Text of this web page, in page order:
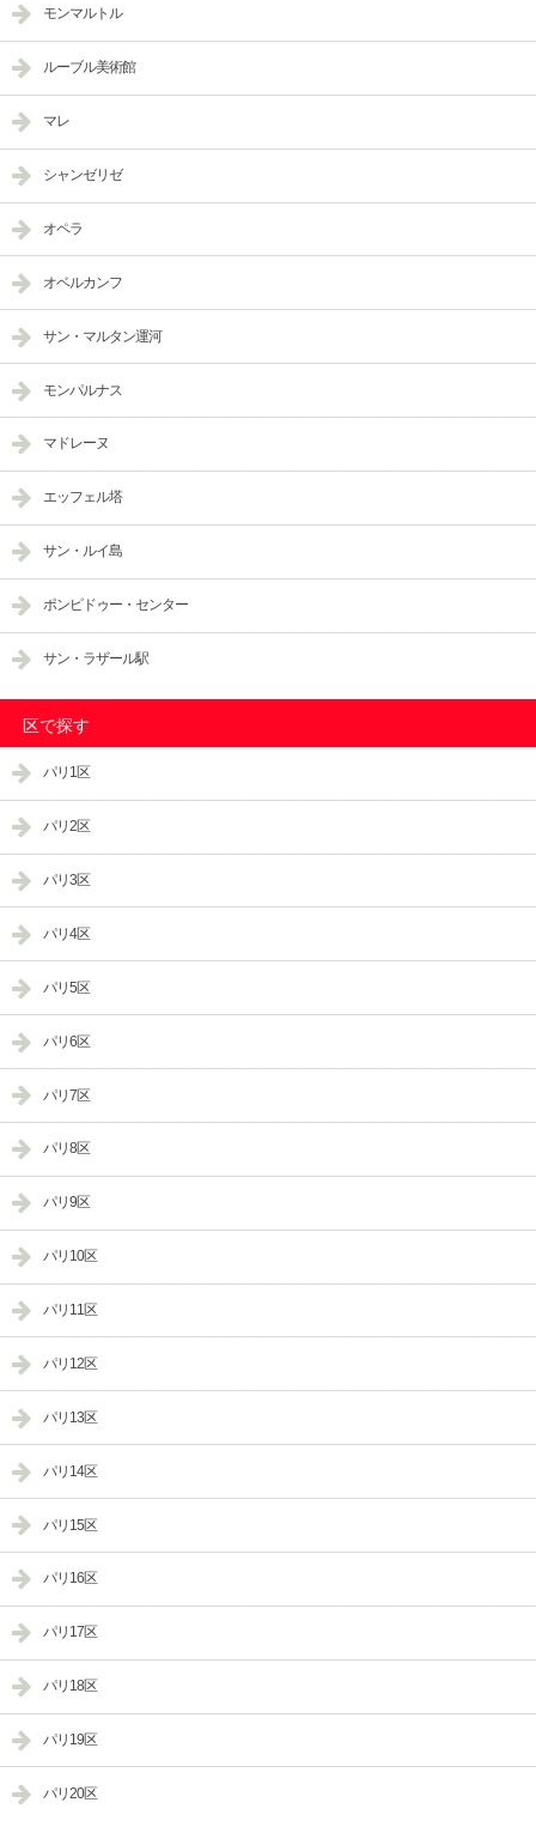
モンマルトル
ルーブル美術館
マレ
シャンゼリゼ
オペラ
オベルカンフ
サン・マルタン運河
モンパルナス
マドレーヌ
エッフェル塔
サン・ルイ島
ポンピドゥー・センター
サン・ラザール駅
区で探す
パリ1区
パリ2区
パリ3区
パリ4区
パリ5区
パリ6区
パリ7区
パリ8区
パリ9区
パリ10区
パリ11区
パリ12区
パリ13区
パリ14区
パリ15区
パリ16区
パリ17区
パリ18区
パリ19区
パリ20区